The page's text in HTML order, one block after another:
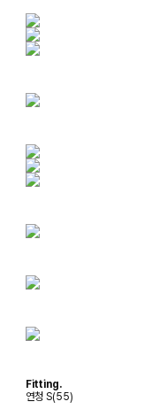
Fitting.
연청 S(55)